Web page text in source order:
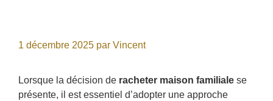
1 décembre 2025 par Vincent
Lorsque la décision de racheter maison familiale se
présente, il est essentiel d’adopter une approche